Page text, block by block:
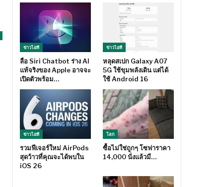
ข่าวไอที
ลือ Siri Chatbot ร่าง AI
แท้จริงของ Apple อาจจะ
เปิดตัวพร้อม…
ข่าวไอที
หลุดสเปก Galaxy A07
5G ใช้ขุมพลังเดิน แต่ได้
ใช้ Android 16
ข่าวไอที
รวมฟีเจอร์ใหม่ AirPods
สุดว้าวที่คุณจะได้พบใน
iOS 26
โลก
ซื้อไม่ใช่ถูกๆ โซฟาราคา
14,000 นั่งแล้วมี…